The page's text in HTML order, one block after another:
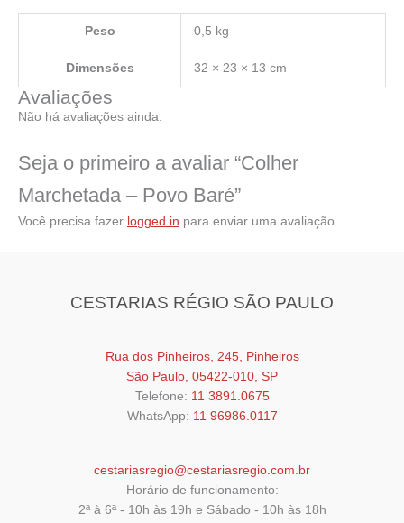
Peso 0,5 kg
Dimensões 32 × 23 × 13 cm
Avaliações
Não há avaliações ainda.
Seja o primeiro a avaliar “Colher
Marchetada – Povo Baré”
Você precisa fazer logged in para enviar uma avaliação.
CESTARIAS RÉGIO SÃO PAULO
Rua dos Pinheiros, 245, Pinheiros
São Paulo, 05422-010, SP
Telefone: 11 3891.0675
WhatsApp: 11 96986.0117
cestariasregio@cestariasregio.com.br
Horário de funcionamento:
2ª à 6ª - 10h às 19h e Sábado - 10h às 18h